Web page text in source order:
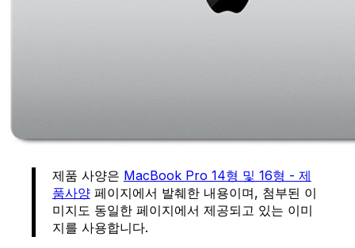
제품 사양은 MacBook Pro 14형 및 16형 - 제
품사양페이지에서 발췌한 내용이며, 첨부된 이
미지도 동일한 페이지에서 제공되고 있는 이미
지를 사용합니다.